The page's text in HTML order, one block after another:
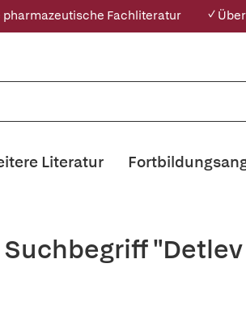
Fachliteratur ✓
Literatur